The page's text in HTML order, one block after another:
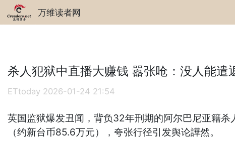
万维读者网
杀人犯狱中直播大赚钱 嚣张呛：没人能遣
ETtoday 2026-01-24 21:54
英国监狱爆发丑闻，背负32年刑期的阿尔巴尼亚籍
（约新台币85.6万元），夸张行径引发舆论譁然。